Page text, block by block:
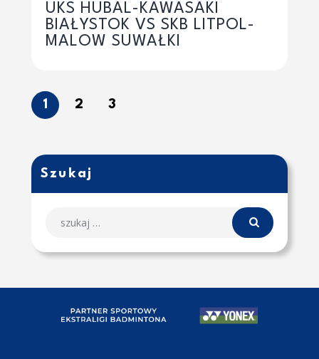
UKS HUBAL-KAWASAKI
BIAŁYSTOK VS SKB LITPOL-
MALOW SUWAŁKI
1 2 3
Szukaj